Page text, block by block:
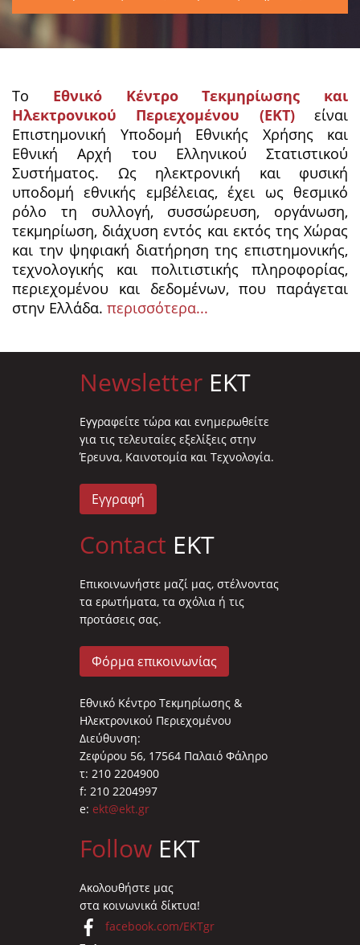
Το Εθνικό Κέντρο Τεκμηρίωσης και
Ηλεκτρονικού Περιεχομένου (ΕΚΤ)είναι
Επιστημονική Υποδομή Εθνικής Χρήσης και
Εθνική Αρχή του Ελληνικού Στατιστικού
Συστήματος. Ως ηλεκτρονική και φυσική
υποδομή εθνικής εμβέλειας, έχει ως θεσμικό
ρόλο τη συλλογή, συσσώρευση, οργάνωση,
τεκμηρίωση, διάχυση εντός και εκτός της Χώρας
και την ψηφιακή διατήρηση της επιστημονικής,
τεχνολογικής και πολιτιστικής πληροφορίας,
περιεχομένου και δεδομένων, που παράγεται
στην Ελλάδα. περισσότερα...
Newsletter EKT
Eγγραφείτε τώρα και ενημερωθείτε
για τις τελευταίες εξελίξεις στην
Έρευνα, Καινοτομία και Τεχνολογία.
Εγγραφή
Contact EKT
Επικοινωνήστε μαζί μας, στέλνοντας
τα ερωτήματα, τα σχόλια ή τις
προτάσεις σας.
Φόρμα επικοινωνίας
Εθνικό Κέντρο Τεκμηρίωσης &
Ηλεκτρονικού Περιεχομένου
Διεύθυνση:
Ζεφύρου 56, 17564 Παλαιό Φάληρο
τ: 210 2204900
f: 210 2204997
e: ekt@ekt.gr
Follow EKT
Ακολουθήστε μας
στα κοινωνικά δίκτυα!
facebook.com/EKTgr